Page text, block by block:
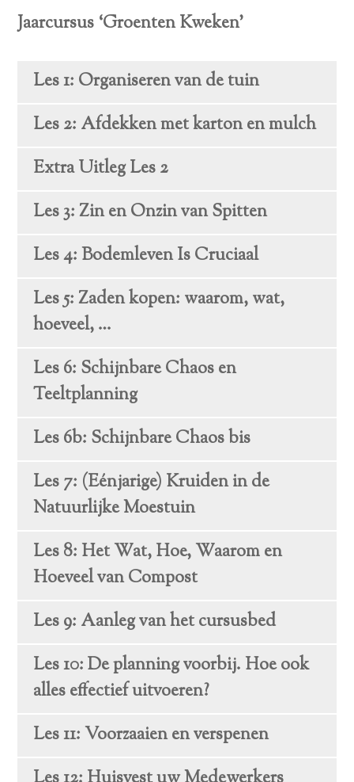
Jaarcursus ‘Groenten Kweken’
Les 1: Organiseren van de tuin
Les 2: Afdekken met karton en mulch
Extra Uitleg Les 2
Les 3: Zin en Onzin van Spitten
Les 4: Bodemleven Is Cruciaal
Les 5: Zaden kopen: waarom, wat,
hoeveel, …
Les 6: Schijnbare Chaos en
Teeltplanning
Les 6b: Schijnbare Chaos bis
Les 7: (Eénjarige) Kruiden in de
Natuurlijke Moestuin
Les 8: Het Wat, Hoe, Waarom en
Hoeveel van Compost
Les 9: Aanleg van het cursusbed
Les 10: De planning voorbij. Hoe ook
alles effectief uitvoeren?
Les 11: Voorzaaien en verspenen